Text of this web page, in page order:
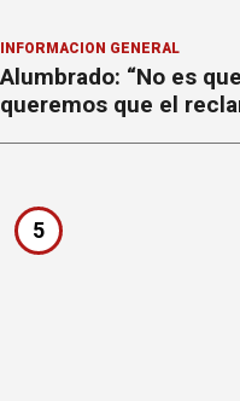
INFORMACION GENERAL
Alumbrado: “No es
queremos que el
5